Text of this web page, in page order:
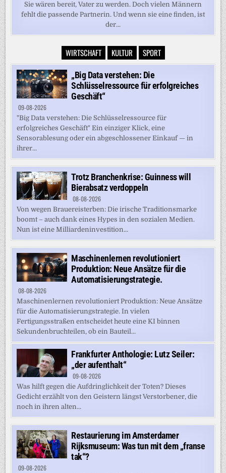
Sie wären bereit, Vater zu werden. Doch vielen Männern
fehlt die passende Partnerin. Und wenn sie eine finden, ist
der...
WIRTSCHAFT KULTUR SPORT
„Big Data verstehen: Die
Schlüsselressource für erfolgreiches
Geschäft“
09-08-2026
"Big Data verstehen: Die Schlüsselressource für
erfolgreiches Geschäft" Ein einziger Klick, eine
Sensorablesung oder ein abgeschlossener Einkauf — in
ihrer...
Trotz Branchenkrise: Guinness will
Bierabsatz verdoppeln
08-08-2026
Von wegen Brauereisterben: Die irische Traditionsmarke
boomt – auch dank eines Hypes in den sozialen Medien.
Nun ist eine Milliardeninvestition...
Maschinenlernen revolutioniert
Produktion: Neue Ansätze für die
Automatisierungstrategie.
08-08-2026
Maschinenlernen revolutioniert Produktion: Neue Ansätze
für die Automatisierungstrategie. In vielen
Fertigungsstraßen entscheidet heute eine KI binnen
Sekundenbruchteilen, ob ein Bauteil...
Frankfurter Anthologie: Lutz Seiler:
„der aufenthalt“
09-08-2026
Was hilft gegen die Aufdringlichkeit der Toten? Dieses
Gedicht erzählt von den Geistern längst Verstorbener, die
noch in ihren alten...
Restaurierung im Amsterdamer
Rijksmuseum: Was tun mit dem „franse
tak“?
09-08-2026